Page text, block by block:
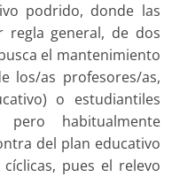
podrido, donde las
regla general, de dos
el mantenimiento
los/as profesores/as,
o estudiantiles
habitualmente
del plan educativo
pues el relevo